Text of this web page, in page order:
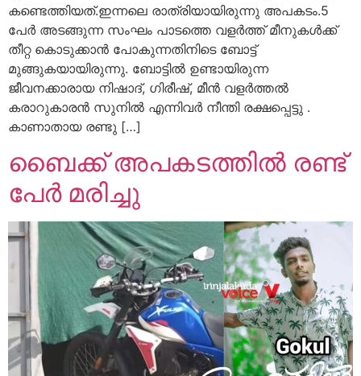
കണ്ടെത്തിയത്.ഇന്നലെ രാത്രിയായിരുന്നു അപകടം.5
പേർ അടങ്ങുന്ന സംഘം പാടത്തെ വളർത്ത് മീനുകൾക്ക്
തീറ്റ കൊടുക്കാൻ പോകുന്നതിനിടെ ബോട്ട്
മുങ്ങുകയായിരുന്നു. ബോട്ടിൽ ഉണ്ടായിരുന്ന
ജീവനക്കാരായ നിഷാദ്, ഗിരീഷ്, മീൻ വളർത്തൽ
കരാറുകാരൻ സുനിൽ എന്നിവർ നീന്തി രക്ഷപ്പെട്ടു .
കാണാതായ രണ്ടു […]
ബൈക്ക് അപകടത്തിൽ രണ്ട്
പേർ മരിച്ചു